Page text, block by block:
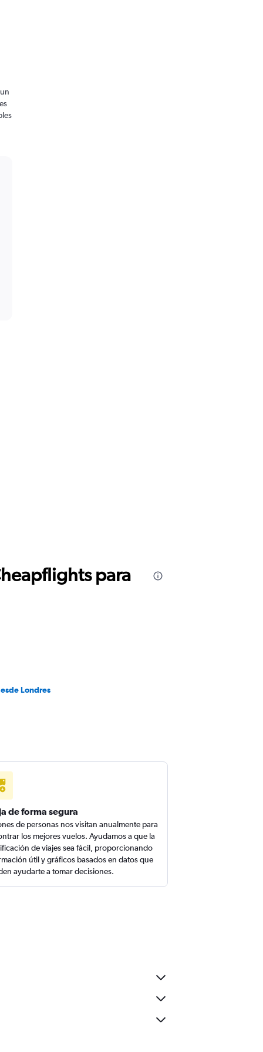
para
Londres
de forma segura
de personas nos visitan anualmente para
los mejores vuelos. Ayudamos a que la
de viajes sea fácil, proporcionando
útil y gráficos basados en datos que
ayudarte a tomar decisiones.